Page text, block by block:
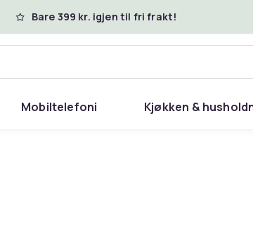
Bare 399 kr. igjen til fri frakt!
Mobiltelefoni Kjøkken &